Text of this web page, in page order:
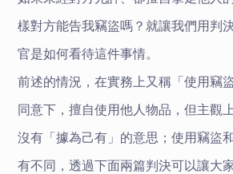
樣對方能告我竊盜嗎？就讓我們用判
官是如何看待這件事情。
前述的情況，在實務上又稱「使用竊
同意下，擅自使用他人物品，但主觀
沒有「據為己有」的意思；使用竊盜
有不同，透過下面兩篇判決可以讓大